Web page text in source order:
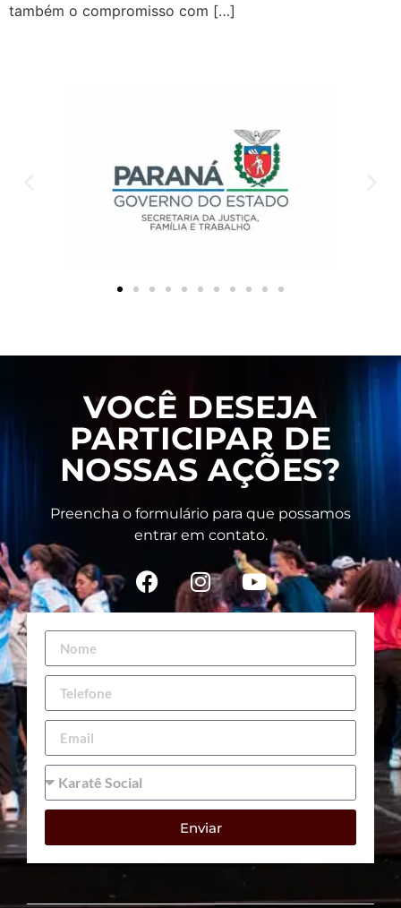
também o compromisso com […]
VOCÊ DESEJA
PARTICIPAR DE
NOSSAS AÇÕES?
Preencha o formulário para que possamos
entrar em contato.
Enviar